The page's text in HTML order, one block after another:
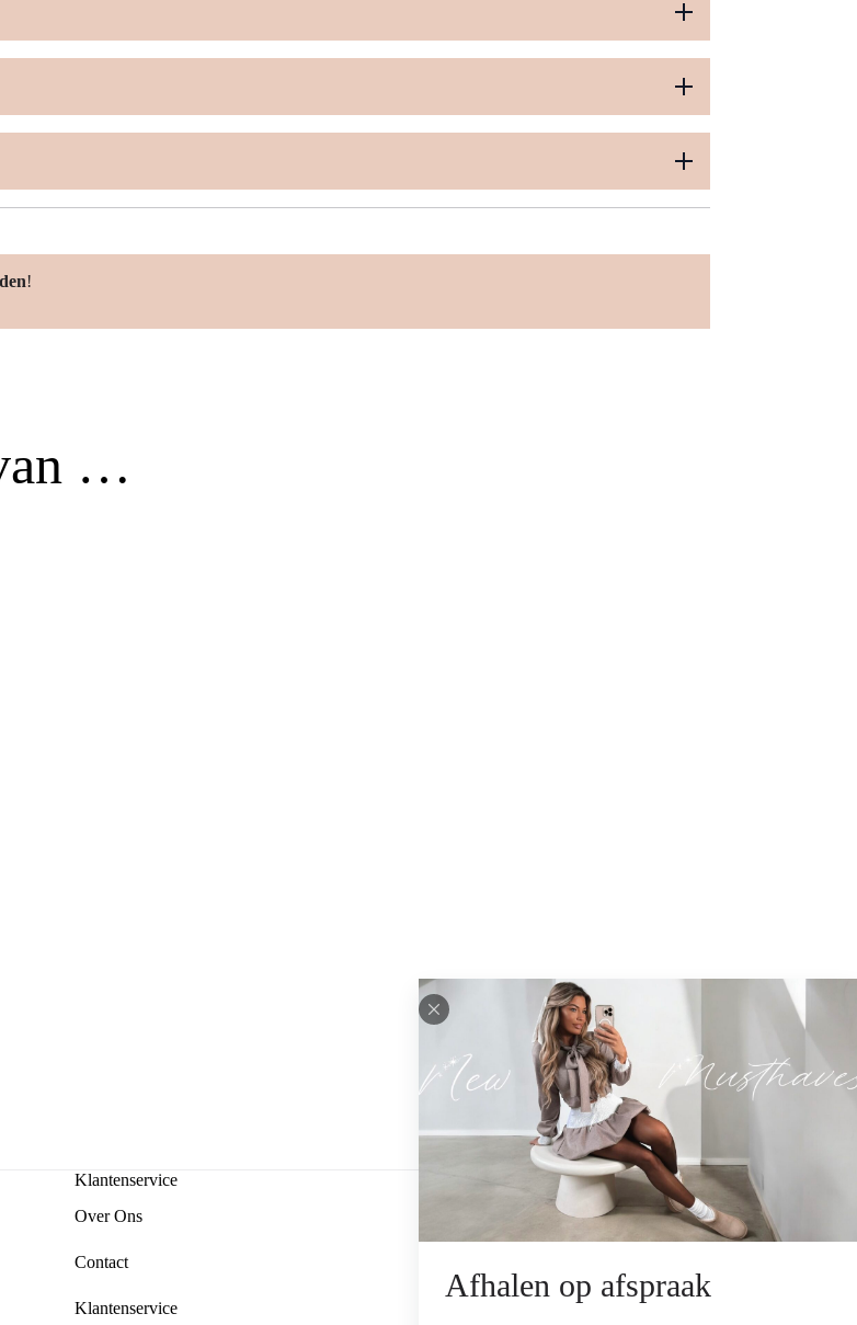
Afhalen op afspraak
!
…
Klantenservice
Over Ons
Contact
Klantenservice
Veilig betalen
Je kan bij ons veilig betalen met o.a.
iDeal, Paypal. In de showroom is het ook